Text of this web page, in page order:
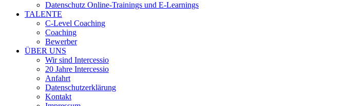
Datenschutz Online-Trainings und E-Learnings
TALENTE
C-Level Coaching
Coaching
Bewerber
ÜBER UNS
Wir sind Intercessio
20 Jahre Intercessio
Anfahrt
Datenschutzerklärung
Kontakt